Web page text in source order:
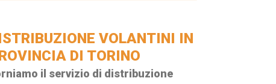
VOLANTINI IN
DI TORINO
il servizio di distribuzione